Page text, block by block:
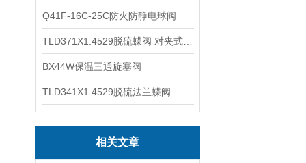
Q41F-16C-25C防火防静电球阀
BX44W保温三通旋塞阀
TLD341X1.4529脱硫法兰蝶阀
相关文章